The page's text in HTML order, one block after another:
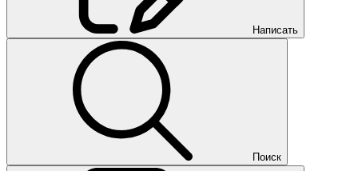
Написать
Поиск